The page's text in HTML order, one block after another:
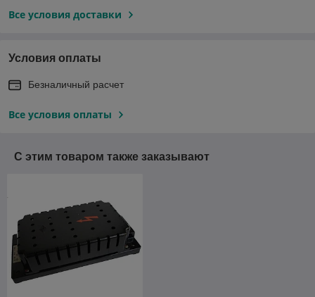
Все условия доставки
Условия оплаты
Безналичный расчет
Все условия оплаты
С этим товаром также заказывают